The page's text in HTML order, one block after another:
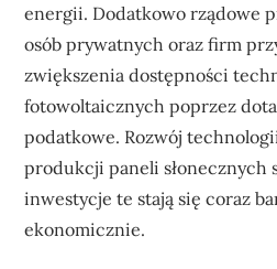
energii. Dodatkowo rządowe
osób prywatnych oraz firm
zwiększenia dostępności
fotowoltaicznych poprzez
podatkowe. Rozwój
produkcji paneli słonecznych
inwestycje te stają się coraz
ekonomicznie.